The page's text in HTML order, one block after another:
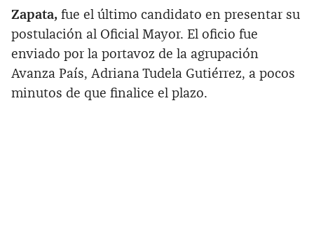
Zapata, fue el último candidato en presentar su
postulación al Oficial Mayor. El oficio fue
enviado por la portavoz de la agrupación
Avanza País, Adriana Tudela Gutiérrez, a pocos
minutos de que finalice el plazo.